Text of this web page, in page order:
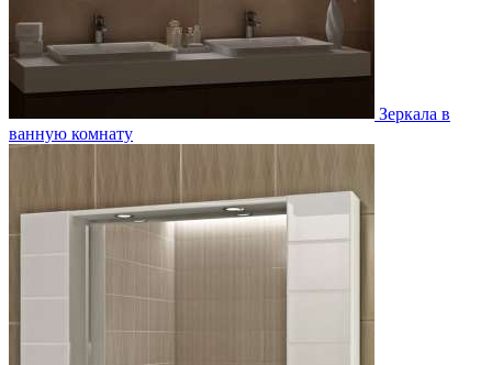
Зеркала в
ванную комнату